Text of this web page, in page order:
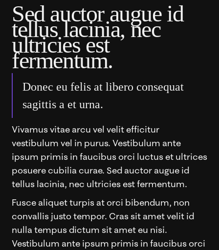
Sed auctor augue id
tellus lacinia, nec
ultricies est
fermentum.
Donec eu felis at libero consequat
sagittis a et urna.
Vivamus vitae arcu vel velit efficitur
vestibulum vel in purus. Vestibulum ante
ipsum primis in faucibus orci luctus et ultrices
posuere cubilia curae. Sed auctor augue id
tellus lacinia, nec ultricies est fermentum.
Fusce aliquet turpis at orci bibendum, non
convallis justo tempor. Cras sit amet velit id
nulla tempus dictum sit amet eu nisi.
Vestibulum ante ipsum primis in faucibus orci